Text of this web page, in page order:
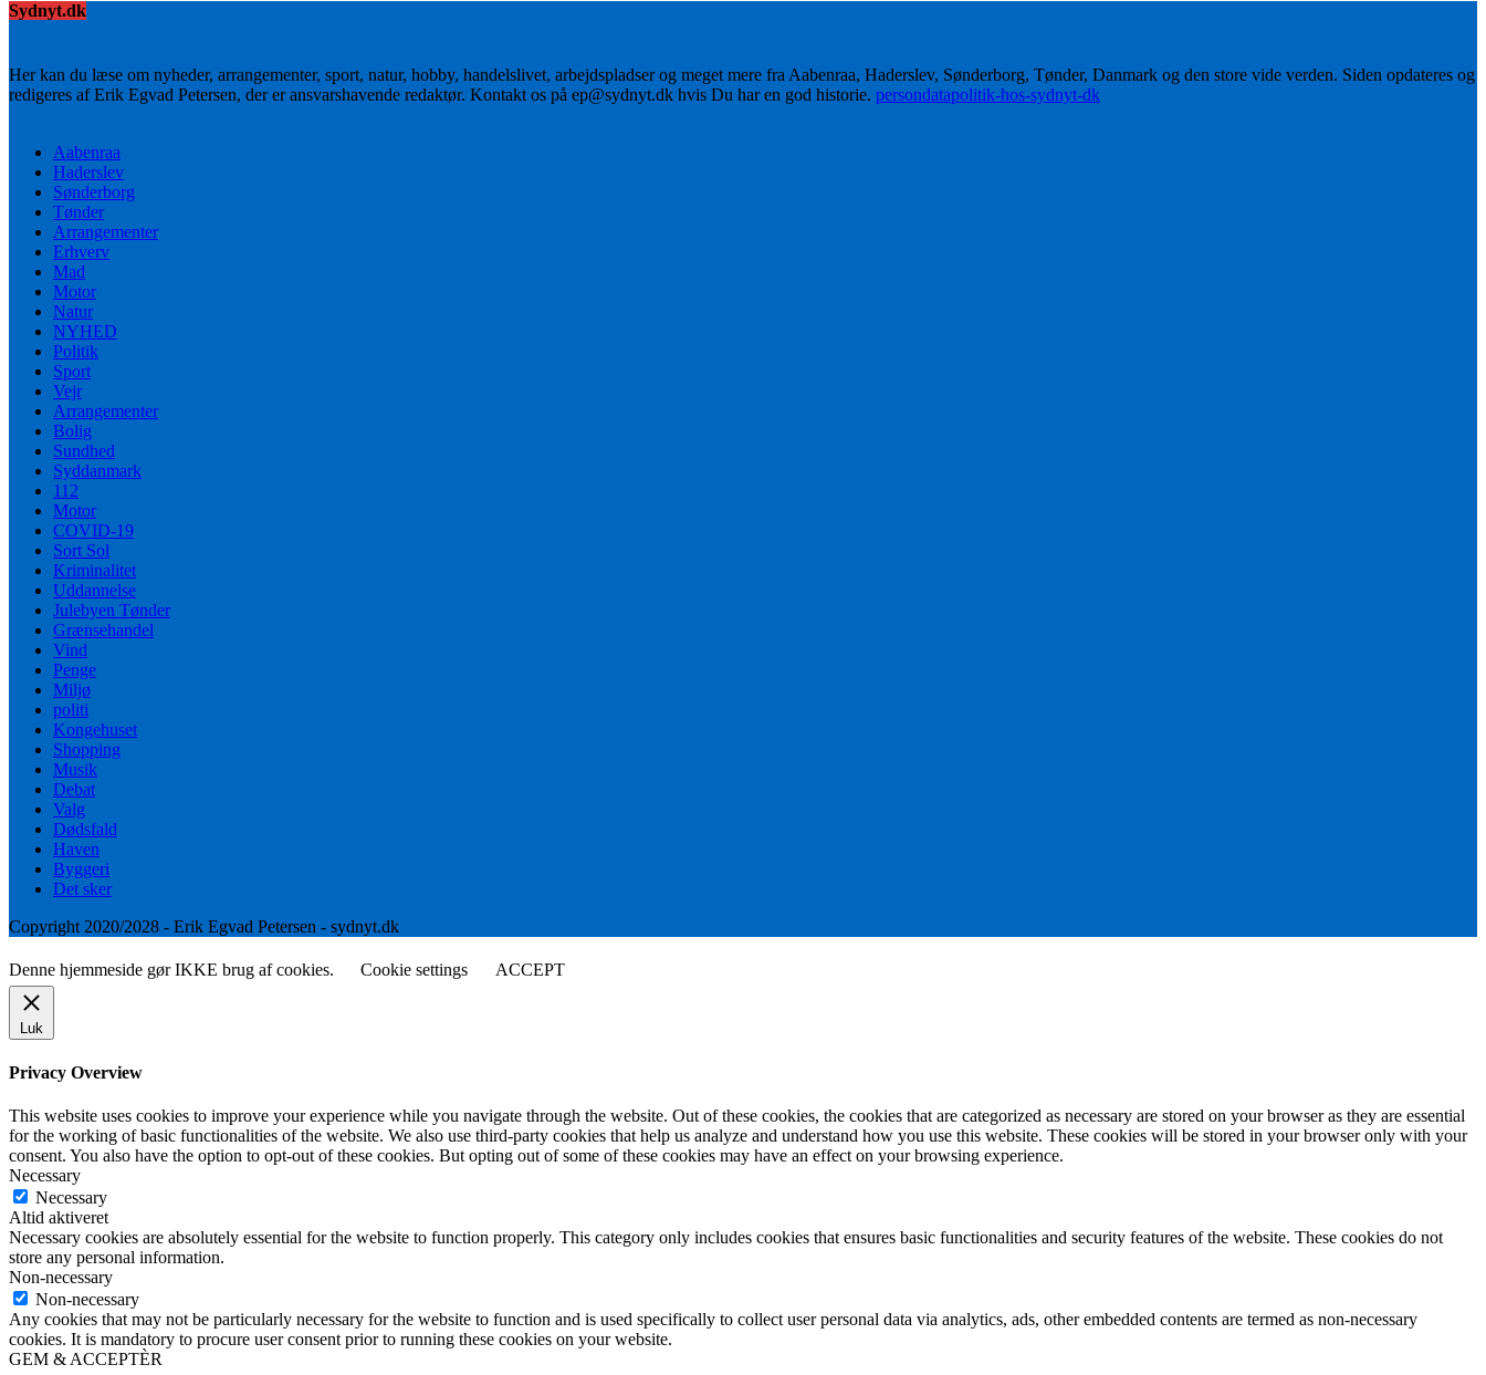
Sydnyt.dk
Her kan du læse om nyheder, arrangementer, sport, natur, hobby, handelslivet, arbejdspladser og meget mere fra Aabenraa, Haderslev, Sønderborg, Tønder, Danmark og den store vide verden. Siden opdateres og
redigeres af Erik Egvad Petersen, der er ansvarshavende redaktør. Kontakt os på ep@sydnyt.dk hvis Du har en god historie. persondatapolitik-hos-sydnyt-dk
Aabenraa
Haderslev
Sønderborg
Tønder
Arrangementer
Erhverv
Mad
Motor
Natur
NYHED
Politik
Sport
Vejr
Arrangementer
Bolig
Sundhed
Syddanmark
112
Motor
COVID-19
Sort Sol
Kriminalitet
Uddannelse
Julebyen Tønder
Grænsehandel
Vind
Penge
Miljø
politi
Kongehuset
Shopping
Musik
Debat
Valg
Dødsfald
Haven
Byggeri
Det sker
Copyright 2020/2028 - Erik Egvad Petersen - sydnyt.dk
Denne hjemmeside gør IKKE brug af cookies. Cookie settings ACCEPT
Luk
Privacy Overview
This website uses cookies to improve your experience while you navigate through the website. Out of these cookies, the cookies that are categorized as necessary are stored on your browser as they are essential
for the working of basic functionalities of the website. We also use third-party cookies that help us analyze and understand how you use this website. These cookies will be stored in your browser only with your
consent. You also have the option to opt-out of these cookies. But opting out of some of these cookies may have an effect on your browsing experience.
Necessary
Necessary
Altid aktiveret
Necessary cookies are absolutely essential for the website to function properly. This category only includes cookies that ensures basic functionalities and security features of the website. These cookies do not
store any personal information.
Non-necessary
Non-necessary
Any cookies that may not be particularly necessary for the website to function and is used specifically to collect user personal data via analytics, ads, other embedded contents are termed as non-necessary
cookies. It is mandatory to procure user consent prior to running these cookies on your website.
GEM & ACCEPTÈR